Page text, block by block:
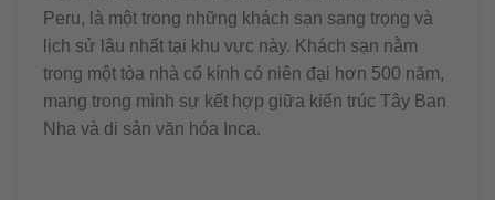
Peru, là một trong những khách sạn sang trọng và
lịch sử lâu nhất tại khu vực này. Khách sạn nằm
trong một tòa nhà cổ kính có niên đại hơn 500 năm,
mang trong mình sự kết hợp giữa kiến trúc Tây Ban
Nha và di sản văn hóa Inca.